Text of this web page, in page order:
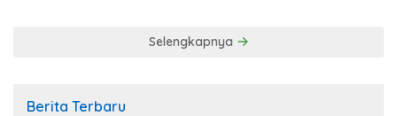
Selengkapnya
Berita Terbaru